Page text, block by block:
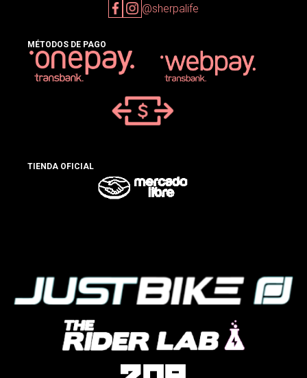
@sherpalife
MÉTODOS DE PAGO
TIENDA OFICIAL